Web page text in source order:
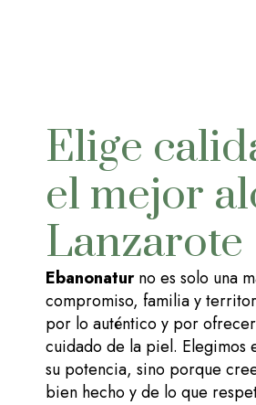
Elige
el mejor
Lanzarote
Ebanonaturno es solo una
compromiso, familia y
por lo auténtico y por
cuidado de la piel. Elegimos
su potencia, sino porque
bien hecho y de lo que